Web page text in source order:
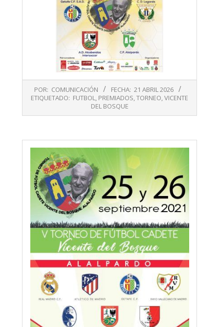
04-
POR: COMUNICACIÓN FECHA: 21 ABRIL 2026
ETIQUETADO: FUTBOL, PREMIADOS,TORNEO,VICENTE
DEL BOSQUE